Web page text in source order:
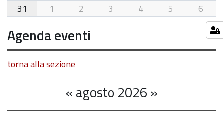
31
1 2 3 4 5 6
Agenda eventi
torna alla sezione
«agosto 2026 »